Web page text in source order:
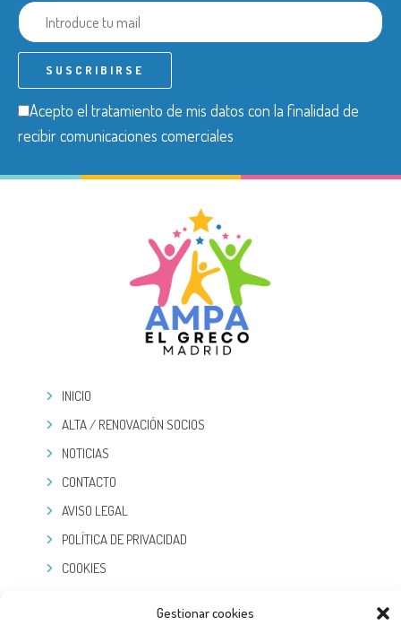
Gestionar cookies
Acepto el tratamiento de mis datos con la finalidad de
recibir comunicaciones comerciales
INICIO
ALTA / RENOVACIÓN SOCIOS
NOTICIAS
CONTACTO
AVISO LEGAL
POLÍTICA DE PRIVACIDAD
COOKIES